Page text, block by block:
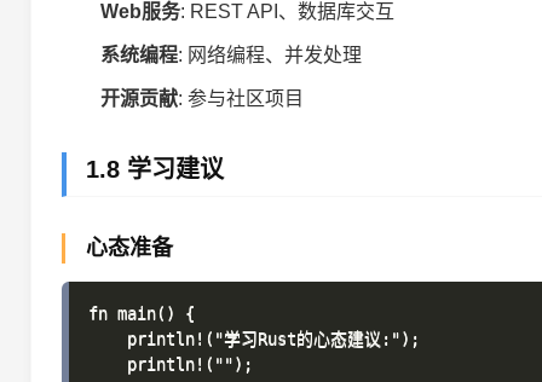
Web服务: REST API、数据库交互
系统编程: 网络编程、并发处理
开源贡献: 参与社区项目
1.8 学习建议
心态准备
fn main() {
    println!("学习Rust的心态建议:");
    println!("");